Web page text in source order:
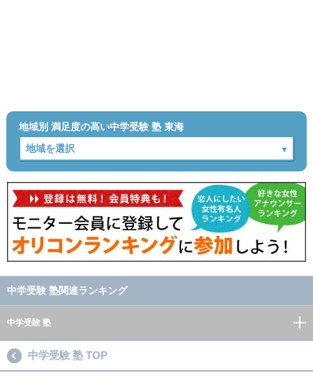
地域別 満足度の高い中学受験 塾 東海
中学受験 塾関連ランキング
中学受験 塾
中学受験 塾 TOP